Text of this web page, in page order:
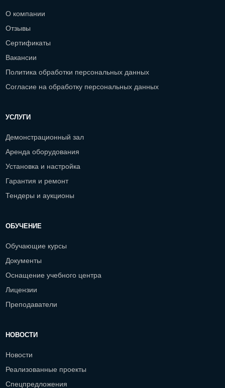
О компании
Отзывы
Сертификаты
Вакансии
Политика обработки персональных данных
Согласие на обработку персональных данных
УСЛУГИ
Демонстрационный зал
Аренда оборудования
Установка и настройка
Гарантия и ремонт
Тендеры и аукционы
ОБУЧЕНИЕ
Обучающие курсы
Документы
Оснащение учебного центра
Лицензии
Преподаватели
НОВОСТИ
Новости
Реализованные проекты
Спецпредложения